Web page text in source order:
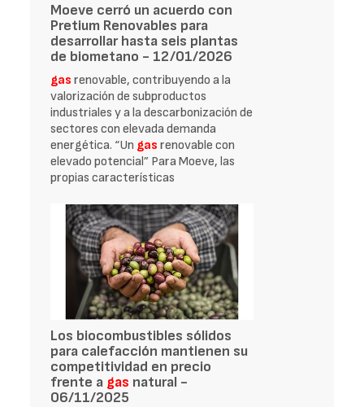
Moeve cerró un acuerdo con
Pretium Renovables para
desarrollar hasta seis plantas
de biometano - 12/01/2026
gas renovable, contribuyendo a la
valorización de subproductos
industriales y a la descarbonización de
sectores con elevada demanda
energética. “Un gas renovable con
elevado potencial” Para Moeve, las
propias características
Los biocombustibles sólidos
para calefacción mantienen su
competitividad en precio
frente a gas natural -
06/11/2025